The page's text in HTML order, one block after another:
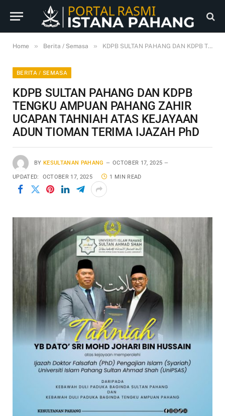
Home » Berita / Semasa » KDPB SULTAN PAHANG DAN KDPB TENGKU AMPUAN PAHANG ZAHIR UCAPAN TAHNIAH ATAS KEJAYAAN ADUN TIOMAN TERIMA IJAZAH PhD
BERITA / SEMASA
KDPB SULTAN PAHANG DAN KDPB
TENGKU AMPUAN PAHANG ZAHIR
UCAPAN TAHNIAH ATAS KEJAYAAN
ADUN TIOMAN TERIMA IJAZAH PhD
BY KESULTANAN PAHANG OCTOBER 17, 2025
UPDATED: OCTOBER 17, 2025 1 MIN READ